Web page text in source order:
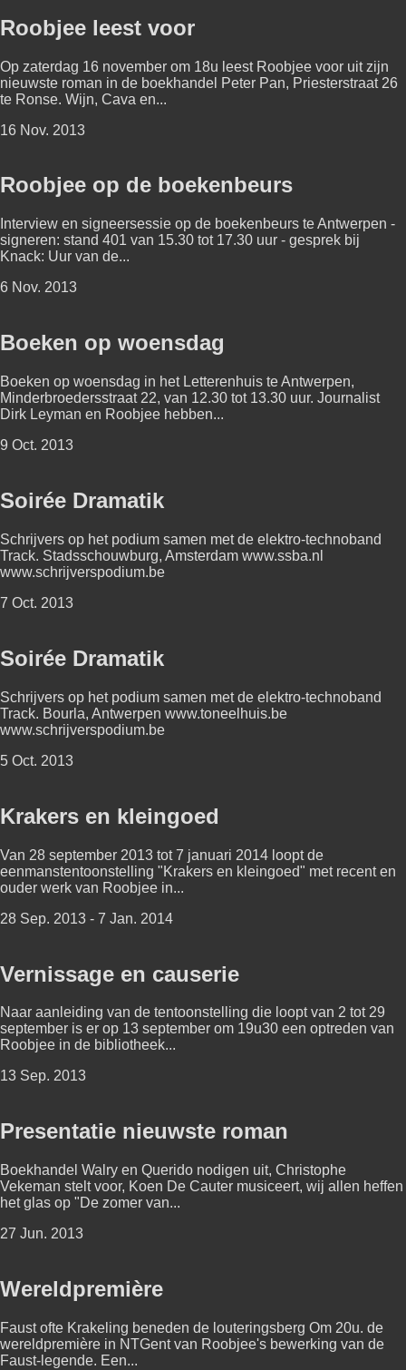
Roobjee leest voor
Op zaterdag 16 november om 18u leest Roobjee voor uit zijn
nieuwste roman in de boekhandel Peter Pan, Priesterstraat 26
te Ronse. Wijn, Cava en...
16 Nov. 2013
Roobjee op de boekenbeurs
Interview en signeersessie op de boekenbeurs te Antwerpen -
signeren: stand 401 van 15.30 tot 17.30 uur - gesprek bij
Knack: Uur van de...
6 Nov. 2013
Boeken op woensdag
Boeken op woensdag in het Letterenhuis te Antwerpen,
Minderbroedersstraat 22, van 12.30 tot 13.30 uur. Journalist
Dirk Leyman en Roobjee hebben...
9 Oct. 2013
Soirée Dramatik
Schrijvers op het podium samen met de elektro-technoband
Track. Stadsschouwburg, Amsterdam www.ssba.nl
www.schrijverspodium.be
7 Oct. 2013
Soirée Dramatik
Schrijvers op het podium samen met de elektro-technoband
Track. Bourla, Antwerpen www.toneelhuis.be
www.schrijverspodium.be
5 Oct. 2013
Krakers en kleingoed
Van 28 september 2013 tot 7 januari 2014 loopt de
eenmanstentoonstelling "Krakers en kleingoed" met recent en
ouder werk van Roobjee in...
28 Sep. 2013 - 7 Jan. 2014
Vernissage en causerie
Naar aanleiding van de tentoonstelling die loopt van 2 tot 29
september is er op 13 september om 19u30 een optreden van
Roobjee in de bibliotheek...
13 Sep. 2013
Presentatie nieuwste roman
Boekhandel Walry en Querido nodigen uit, Christophe
Vekeman stelt voor, Koen De Cauter musiceert, wij allen heffen
het glas op "De zomer van...
27 Jun. 2013
Wereldpremière
Faust ofte Krakeling beneden de louteringsberg Om 20u. de
wereldpremière in NTGent van Roobjee's bewerking van de
Faust-legende. Een...